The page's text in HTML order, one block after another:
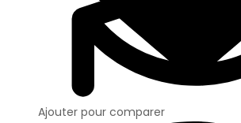
Ajouter pour comparer